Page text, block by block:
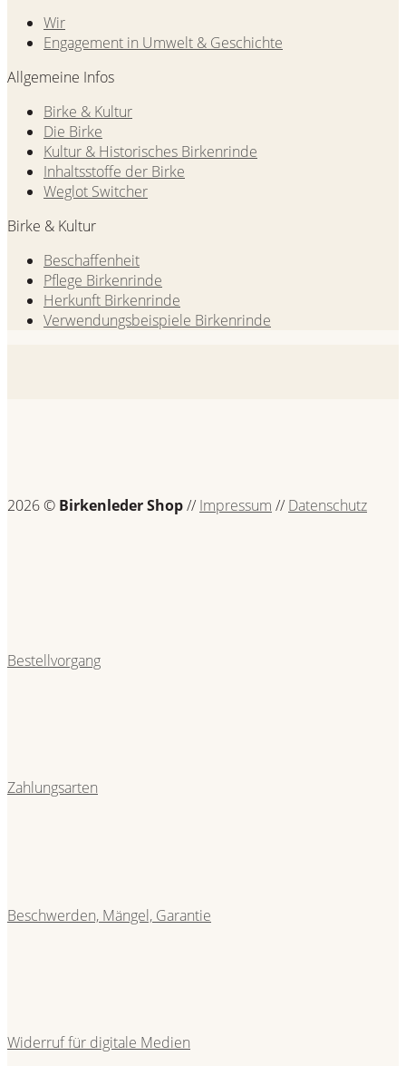
Wir
Engagement in Umwelt & Geschichte
Allgemeine Infos
Birke & Kultur
Die Birke
Kultur & Historisches Birkenrinde
Inhaltsstoffe der Birke
Weglot Switcher
Birke & Kultur
Beschaffenheit
Pflege Birkenrinde
Herkunft Birkenrinde
Verwendungsbeispiele Birkenrinde
2026 © Birkenleder Shop// Impressum // Datenschutz
Bestellvorgang
Zahlungsarten
Beschwerden, Mängel, Garantie
Widerruf für digitale Medien